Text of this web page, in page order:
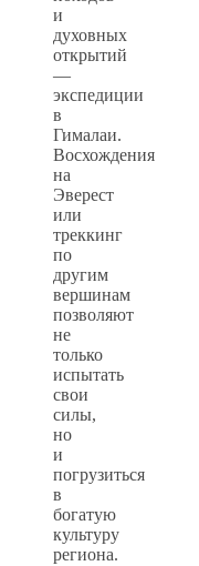
и
духовных
открытий
—
экспедиции
в
Гималаи.
Восхождения
на
Эверест
или
треккинг
по
другим
вершинам
позволяют
не
только
испытать
свои
силы,
но
и
погрузиться
в
богатую
культуру
региона.